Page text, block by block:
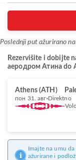
Poslednji put ažurirano na
Rezervišite i dobijte
аеродром Атина do
Athens (ATH)
пон 31. авг Direktno
Imajte na umu
ažurirane i